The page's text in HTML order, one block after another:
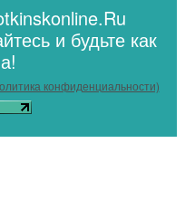
и будьте как
конфиденциальности)